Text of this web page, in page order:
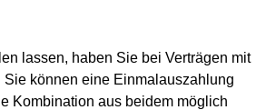
lassen, haben Sie bei Verträgen mit
können eine Einmalauszahlung
Kombination aus beidem möglich